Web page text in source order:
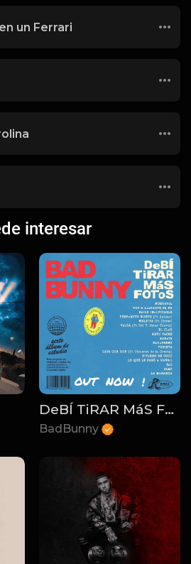
un Ferrari
interesar
DeBÍ TiRAR MáS FOToS
BadBunny